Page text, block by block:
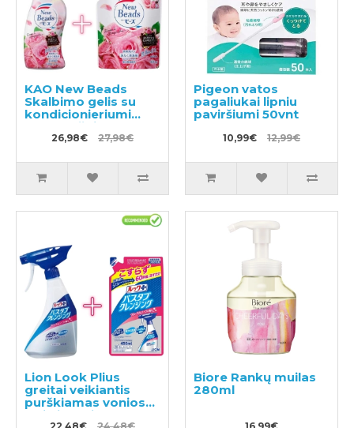
KAO New Beads
Skalbimo gelis su
kondicionieriumi
740g + užpildas 650g
26,98€ 27,98€
Pigeon vatos
pagaliukai lipniu
paviršiumi 50vnt
10,99€ 12,99€
Lion Look Plius
greitai veikiantis
purškiamas vonios
valiklis muilo kvapo
Biore Rankų muilas
280ml